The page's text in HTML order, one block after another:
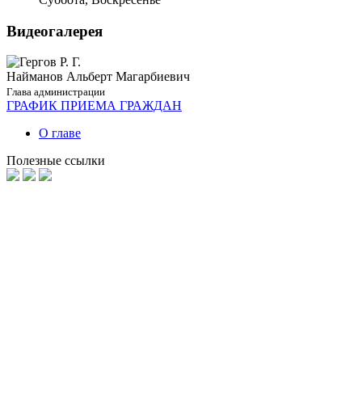
Видеогалерея
Найманов Альберт Магарбиевич
Глава администрации
ГРАФИК ПРИЕМА ГРАЖДАН
О главе
Полезные ссылки